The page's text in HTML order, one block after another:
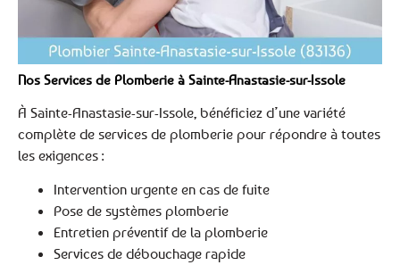
Nos Services de Plomberie à Sainte-Anastasie-sur-Issole
À Sainte-Anastasie-sur-Issole, bénéficiez d’une variété
complète de services de plomberie pour répondre à toutes
les exigences :
Intervention urgente en cas de fuite
Pose de systèmes plomberie
Entretien préventif de la plomberie
Services de débouchage rapide